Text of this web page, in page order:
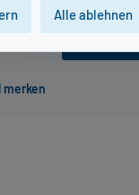
Alle ablehnen